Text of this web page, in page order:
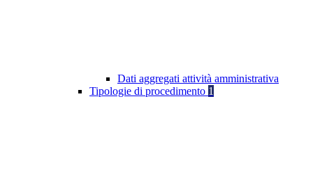
Dati aggregati attività amministrativa
Tipologie di procedimento 1